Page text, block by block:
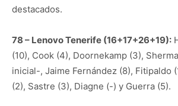
destacados.
78 – Lenovo Tenerife (16+17+26+19):
(10), Cook (4), Doornekamp (3),
inicial-, Jaime Fernández (8), Fitipaldo
(2), Sastre (3), Diagne (-) y Guerra (5).